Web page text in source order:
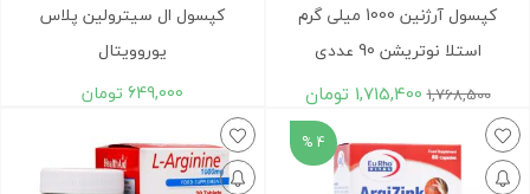
کپسول آرژنین 1000 میلی گرم
استلا نوتریشن 90 عددی
1,768,500
1,715,400 تومان
کپسول ال سیترولین پلاس
یوروویتال
649,000 تومان
4 %